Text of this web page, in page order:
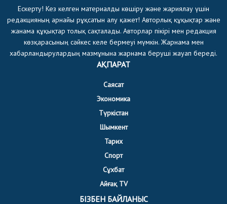
Ескерту! Кез келген материалды көшіру және жариялау үшін
редакцияның арнайы рұқсатын алу қажет! Авторлық құқықтар және
жанама құқықтар толық сақталады. Авторлар пікірі мен редакция
көзқарасының сәйкес келе бермеуі мүмкін. Жарнама мен
хабарландырулардың мазмұнына жарнама беруші жауап береді.
АҚПАРАТ
Саясат
Экономика
Түркістан
Шымкент
Тарих
Спорт
Сұхбат
Айғақ TV
БІЗБЕН БАЙЛАНЫС